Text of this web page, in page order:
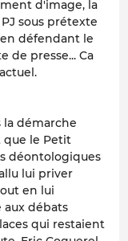
d'image, la
sous prétexte
défendant le
de presse... Ca
la démarche
que le Petit
déontologiques
lui priver
en lui
débats
qui restaient